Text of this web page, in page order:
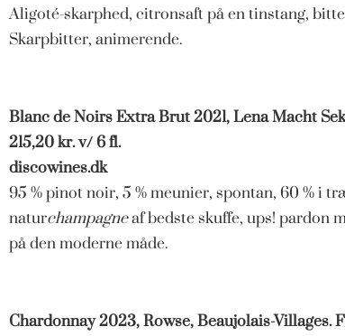
Aligoté-skarphed, citronsaft på en tinstang,
Skarpbitter, animerende.
Blanc de Noirs Extra Brut 2021, Lena Macht
215,20 kr. v/ 6 fl.
discowines.dk
95 % pinot noir, 5 % meunier, spontan, 60 % i
naturchampagneaf bedste skuffe, ups! pardon
på den moderne måde.
Chardonnay 2023, Rowse, Beaujolais-Villages.